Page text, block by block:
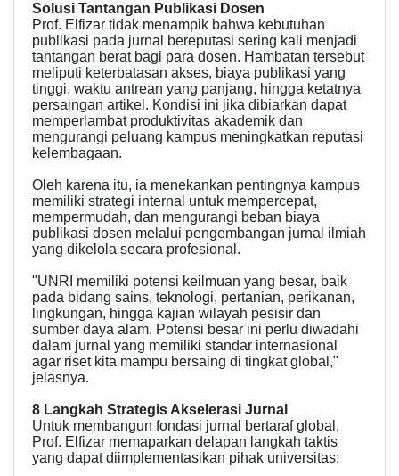
Solusi Tantangan Publikasi Dosen
Prof. Elfizar tidak menampik bahwa kebutuhan
publikasi pada jurnal bereputasi sering kali menjadi
tantangan berat bagi para dosen. Hambatan tersebut
meliputi keterbatasan akses, biaya publikasi yang
tinggi, waktu antrean yang panjang, hingga ketatnya
persaingan artikel. Kondisi ini jika dibiarkan dapat
memperlambat produktivitas akademik dan
mengurangi peluang kampus meningkatkan reputasi
kelembagaan.
Oleh karena itu, ia menekankan pentingnya kampus
memiliki strategi internal untuk mempercepat,
mempermudah, dan mengurangi beban biaya
publikasi dosen melalui pengembangan jurnal ilmiah
yang dikelola secara profesional.
"UNRI memiliki potensi keilmuan yang besar, baik
pada bidang sains, teknologi, pertanian, perikanan,
lingkungan, hingga kajian wilayah pesisir dan
sumber daya alam. Potensi besar ini perlu diwadahi
dalam jurnal yang memiliki standar internasional
agar riset kita mampu bersaing di tingkat global,"
jelasnya.
8 Langkah Strategis Akselerasi Jurnal
Untuk membangun fondasi jurnal bertaraf global,
Prof. Elfizar memaparkan delapan langkah taktis
yang dapat diimplementasikan pihak universitas: